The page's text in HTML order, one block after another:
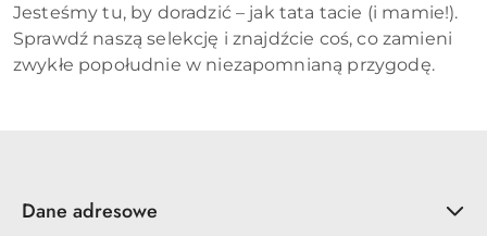
Jesteśmy tu, by doradzić – jak tata tacie (i mamie!).
Sprawdź naszą selekcję i znajdźcie coś, co zamieni
zwykłe popołudnie w niezapomnianą przygodę.
Dane adresowe